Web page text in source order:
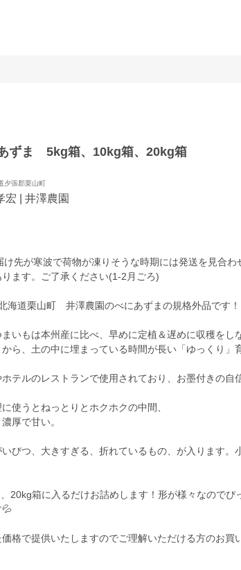
ずま 5kg箱、10kg箱、20kg箱
夕張郡栗山町
宏 | 井澤農園
先が寒波で荷物が凍りそうな時期には発送を見合わ
ます。ご了承ください(1-2月ごろ)
道栗山町 井澤農園のべにあずまの規格外品です！
いもは本州産に比べ、早めに定植＆遅めに収穫をし
ら、土の中に埋まっている時間が長い「ゆっくり」
テルのレストランで使用されており、お墨付きの自
使うとねっとりとホクホクの中間、
厚で甘い。
びつ、大きすぎる、折れているもの、が入ります。
20kg箱に入るだけお詰めします！形が様々なのでぴ
価格で提供いたしますのでご理解いただける方のお買